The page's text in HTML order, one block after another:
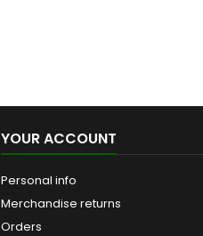
YOUR ACCOUNT
Personal info
Merchandise returns
Orders